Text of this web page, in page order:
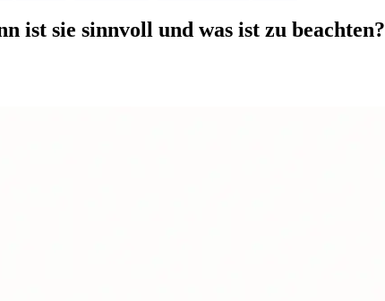
ist sie sinnvoll und was ist zu beachten?